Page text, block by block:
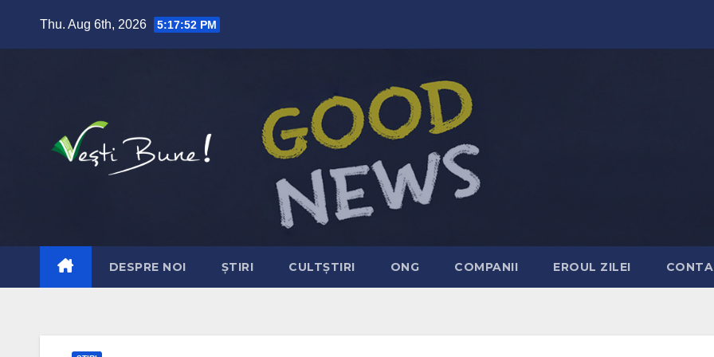
Thu. Aug 6th, 2026
5:17:53 PM
DESPRE NOI ȘTIRI CULTȘTIRI ONG COMPANII EROUL ZILEI